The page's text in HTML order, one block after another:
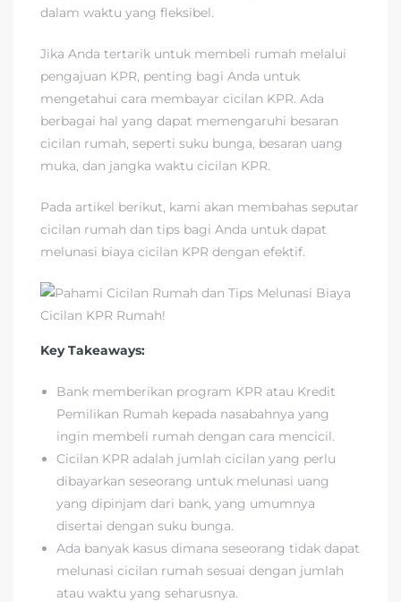
dalam waktu yang fleksibel.
Jika Anda tertarik untuk membeli rumah melalui
pengajuan KPR, penting bagi Anda untuk
mengetahui cara membayar cicilan KPR. Ada
berbagai hal yang dapat memengaruhi besaran
cicilan rumah, seperti suku bunga, besaran uang
muka, dan jangka waktu cicilan KPR.
Pada artikel berikut, kami akan membahas seputar
cicilan rumah dan tips bagi Anda untuk dapat
melunasi biaya cicilan KPR dengan efektif.
Key Takeaways:
Bank memberikan program KPR atau Kredit
Pemilikan Rumah kepada nasabahnya yang
ingin membeli rumah dengan cara mencicil.
Cicilan KPR adalah jumlah cicilan yang perlu
dibayarkan seseorang untuk melunasi uang
yang dipinjam dari bank, yang umumnya
disertai dengan suku bunga.
Ada banyak kasus dimana seseorang tidak dapat
melunasi cicilan rumah sesuai dengan jumlah
atau waktu yang seharusnya.